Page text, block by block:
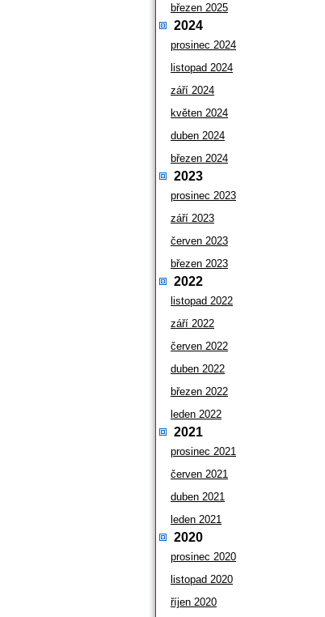
březen 2025
2024
prosinec 2024
listopad 2024
září 2024
květen 2024
duben 2024
březen 2024
2023
prosinec 2023
září 2023
červen 2023
březen 2023
2022
listopad 2022
září 2022
červen 2022
duben 2022
březen 2022
leden 2022
2021
prosinec 2021
červen 2021
duben 2021
leden 2021
2020
prosinec 2020
listopad 2020
říjen 2020